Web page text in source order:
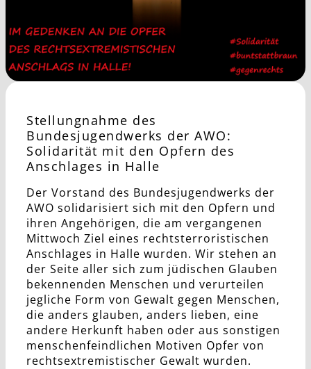
Stellungnahme des
Bundesjugendwerks der AWO:
Solidarität mit den Opfern des
Anschlages in Halle
Der Vorstand des Bundesjugendwerks der
AWO solidarisiert sich mit den Opfern und
ihren Angehörigen, die am vergangenen
Mittwoch Ziel eines rechtsterroristischen
Anschlages in Halle wurden. Wir stehen an
der Seite aller sich zum jüdischen Glauben
bekennenden Menschen und verurteilen
jegliche Form von Gewalt gegen Menschen,
die anders glauben, anders lieben, eine
andere Herkunft haben oder aus sonstigen
menschenfeindlichen Motiven Opfer von
rechtsextremistischer Gewalt wurden.